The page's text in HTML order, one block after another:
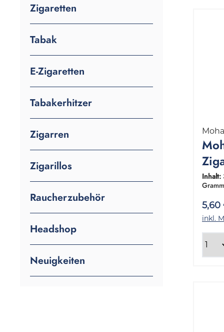
Zigaretten
Tabak
E-Zigaretten
Tabakerhitzer
Zigarren
Zigarillos
Raucherzubehör
Headshop
Neuigkeiten
Inhalt:
5,60
inkl.